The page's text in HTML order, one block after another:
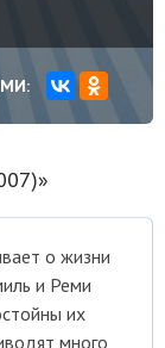
о жизни
и Реми
их
много